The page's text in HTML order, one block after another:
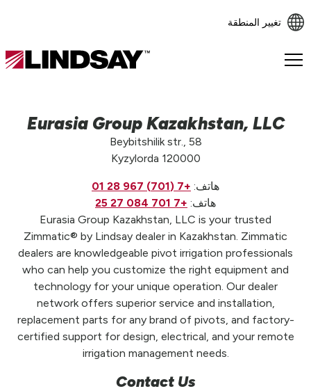
تغيير المنطقة
Lindsay.
Eurasia Group Kazakhstan, LLC
Beybitshilik str., 58
Kyzylorda 120000
هاتف: +7 (701) 967 28 01
هاتف: +7 701 084 27 25
Eurasia Group Kazakhstan, LLC is your trusted
Zimmatic® by Lindsay dealer in Kazakhstan. Zimmatic
dealers are knowledgeable pivot irrigation professionals
who can help you customize the right equipment and
technology for your unique operation. Our dealer
network offers superior service and installation,
replacement parts for any brand of pivots, and factory-
certified support for design, electrical, and your remote
irrigation management needs.
Contact Us